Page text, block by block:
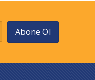
Abone Ol